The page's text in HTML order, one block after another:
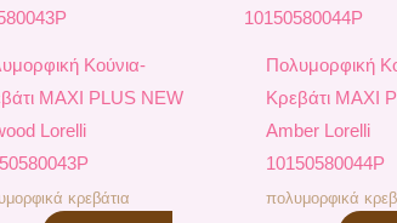
Κούνια-
MAXI PLUS NEW
Lorelli
κρεβάτια
Πολυμορφική
Κρεβάτι MAXI
Amber Lorelli
10150580044P
πολυμορφικά